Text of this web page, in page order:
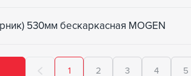
530мм бескаркасная MOGEN
1 2 3 4 5